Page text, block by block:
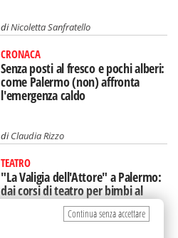
diNicoletta Sanfratello
CRONACA
Senza posti al fresco e pochi alberi:
come Palermo (non) affronta
l'emergenza caldo
diClaudia Rizzo
TEATRO
"La Valigia dell'Attore" a Palermo:
dai corsi di teatro per bimbi al
diploma nazionale
Continua senza accettare